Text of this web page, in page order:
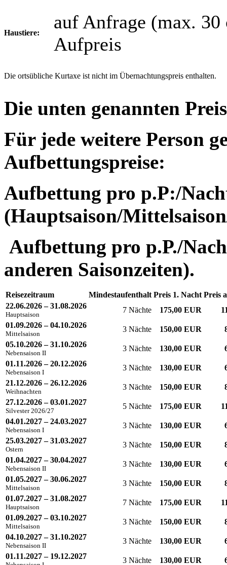
Haustiere:
auf Anfrage (max. 30
Aufpreis
Die ortsübliche Kurtaxe ist nicht im Übernachtungspreis enthalten.
Die unten genannten
Für jede weitere Person
Aufbettungspreise:
Aufbettung pro p.P:/
(Hauptsaison/
Aufbettung pro p.P./
anderen Saisonzeiten).
Reisezeitraum Mindestaufenthalt Preis 1. Nacht Preis
22.06.2026 – 31.08.2026
Hauptsaison
7 Nächte 175,00 EUR
01.09.2026 – 04.10.2026
Mittelsaison
3 Nächte 150,00 EUR
05.10.2026 – 31.10.2026
Nebensaison II
3 Nächte 130,00 EUR
01.11.2026 – 20.12.2026
Nebensaison I
3 Nächte 130,00 EUR
21.12.2026 – 26.12.2026
Weihnachten
3 Nächte 150,00 EUR
27.12.2026 – 03.01.2027
Silvester 2026/27
5 Nächte 175,00 EUR
04.01.2027 – 24.03.2027
Nebensaison I
3 Nächte 130,00 EUR
25.03.2027 – 31.03.2027
Ostern
3 Nächte 150,00 EUR
01.04.2027 – 30.04.2027
Nebensaison II
3 Nächte 130,00 EUR
01.05.2027 – 30.06.2027
Mittelsaison
3 Nächte 150,00 EUR
01.07.2027 – 31.08.2027
Hauptsaison
7 Nächte 175,00 EUR
01.09.2027 – 03.10.2027
Mittelsaison
3 Nächte 150,00 EUR
04.10.2027 – 31.10.2027
Nebensaison II
3 Nächte 130,00 EUR
01.11.2027 – 19.12.2027
3 Nächte 130,00 EUR